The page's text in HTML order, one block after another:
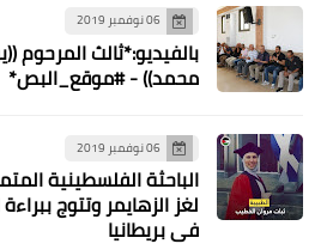
06 نوفمبر 2019
بالفيديو:*ثالث المرحوم
محمد)) - #موقع_البص*
06 نوفمبر 2019
الباحثة الفلسطينية
في بريطانيا